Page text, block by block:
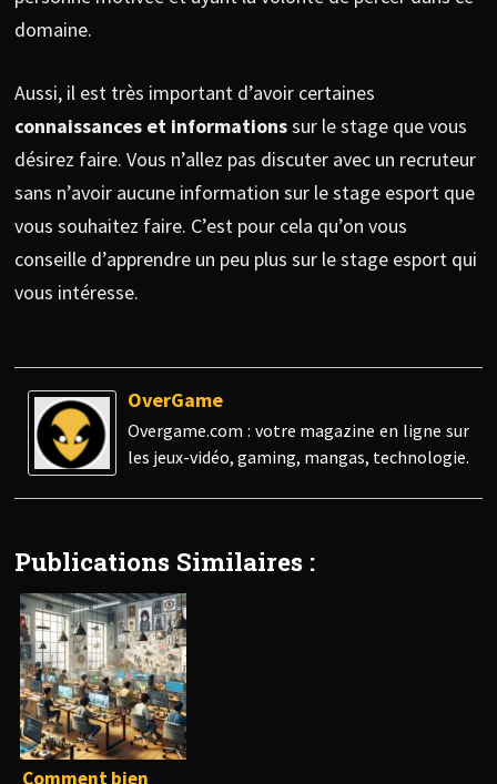
domaine.
Aussi, il est très important d’avoir certaines
connaissances et informationssur le stage que vous
désirez faire. Vous n’allez pas discuter avec un recruteur
sans n’avoir aucune information sur le stage esport que
vous souhaitez faire. C’est pour cela qu’on vous
conseille d’apprendre un peu plus sur le stage esport qui
vous intéresse.
OverGame
Overgame.com : votre magazine en ligne sur
les jeux-vidéo, gaming, mangas, technologie.
Publications Similaires :
Comment bien